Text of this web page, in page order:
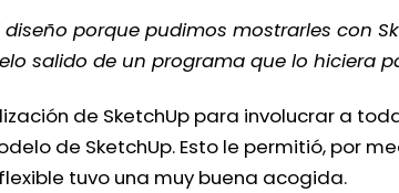
porque pudimos mostrarles con
salido de un programa que lo hiciera
de SketchUp para involucrar a
de SketchUp. Esto le permitió, por
tuvo una muy buena acogida.